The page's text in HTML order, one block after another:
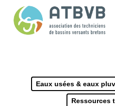
Eaux usées & eaux
Ressources
Panneau de gestion des